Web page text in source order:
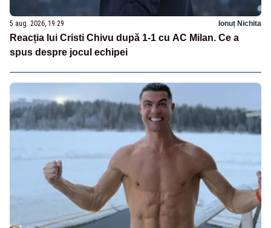
5 aug. 2026, 19:29 Ionuț Nichita
Reacția lui Cristi Chivu după 1-1 cu AC Milan. Ce a
spus despre jocul echipei